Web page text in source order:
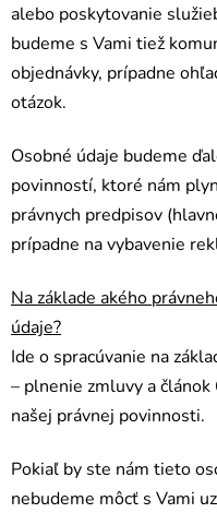
alebo poskytovanie
budeme s Vami tiež
objednávky, prípadne
otázok.
Osobné údaje budeme
povinností, ktoré nám
právnych predpisov
prípadne na vybavenie
Na základe akého
údaje?
Ide o spracúvanie na
– plnenie zmluvy a
našej právnej povinnosti.
Pokiaľ by ste nám tieto
nebudeme môcť s Vami